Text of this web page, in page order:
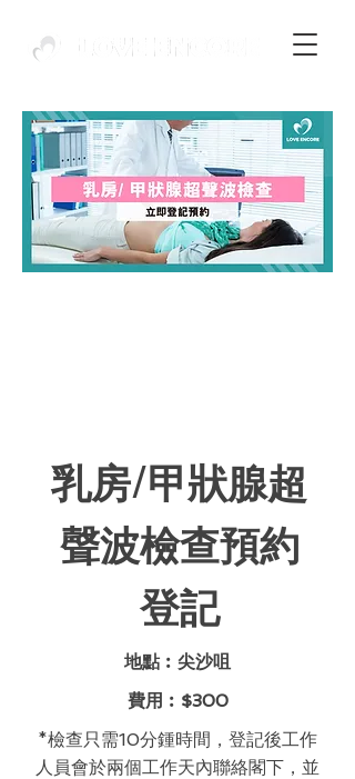
乳房/甲狀腺超
聲波檢查預約
登記
地點︰尖沙咀
費用︰$300
*檢查只需10分鍾時間，登記後工作
人員會於兩個工作天內聯絡閣下，並